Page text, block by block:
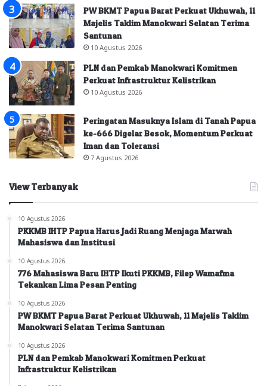
PW BKMT Papua Barat Perkuat Ukhuwah, 11
Majelis Taklim Manokwari Selatan Terima
Santunan
10 Agustus 2026
PLN dan Pemkab Manokwari Komitmen
Perkuat Infrastruktur Kelistrikan
10 Agustus 2026
Peringatan Masuknya Islam di Tanah Papua
ke-666 Digelar Besok, Momentum Perkuat
Iman dan Toleransi
7 Agustus 2026
View Terbanyak
10 Agustus 2026
PKKMB IHTP Papua Harus Jadi Ruang Menjaga Marwah
Mahasiswa dan Institusi
10 Agustus 2026
776 Mahasiswa Baru IHTP Ikuti PKKMB, Filep Wamafma
Tekankan Lima Pesan Penting
10 Agustus 2026
PW BKMT Papua Barat Perkuat Ukhuwah, 11 Majelis Taklim
Manokwari Selatan Terima Santunan
10 Agustus 2026
PLN dan Pemkab Manokwari Komitmen Perkuat
Infrastruktur Kelistrikan